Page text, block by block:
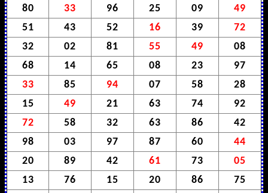
80
33 96 25 09
49
51
43 52 16 39
72
32
02 81 55 49
08
68
14 65 08 23
97
33
85 94 07 58
28
15
49 21 63 74
92
72
58 32 63 86
42
98
03 97 87 60
44
20
89 42 61 73
05
13
76 15 20 86
75